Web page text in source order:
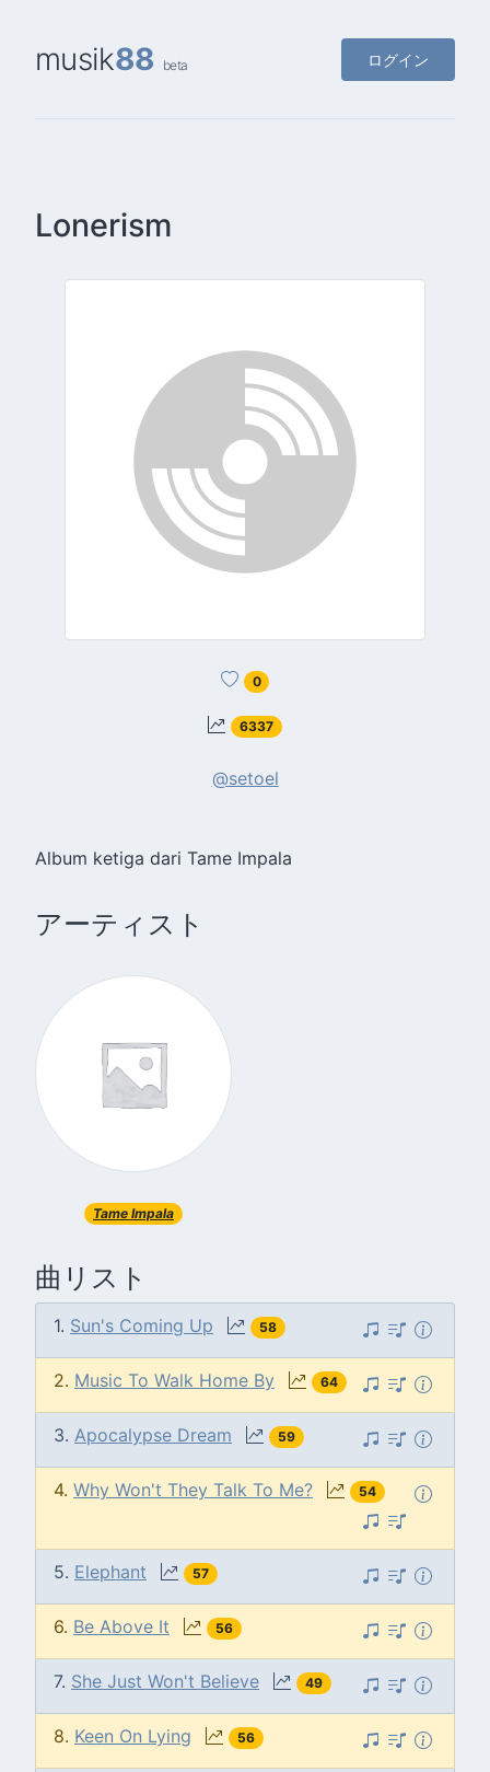
musik88 beta ログイン
Lonerism
0
6337
@setoel
Album ketiga dari Tame Impala
アーティスト
Tame Impala
曲リスト
1. Sun's Coming Up 58
2. Music To Walk Home By 64
3. Apocalypse Dream 59
4. Why Won't They Talk To Me? 54
5. Elephant 57
6. Be Above It 56
7. She Just Won't Believe 49
8. Keen On Lying 56